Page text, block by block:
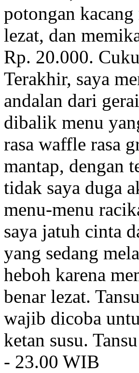
potongan
lezat, dan
Rp. 20.000.
Terakhir, saya
andalan dari
dibalik menu
rasa waffle rasa
mantap, dengan
tidak saya duga
menu-menu
saya jatuh cinta
yang sedang
heboh karena
benar lezat.
wajib dicoba
ketan susu.
- 23.00 WIB